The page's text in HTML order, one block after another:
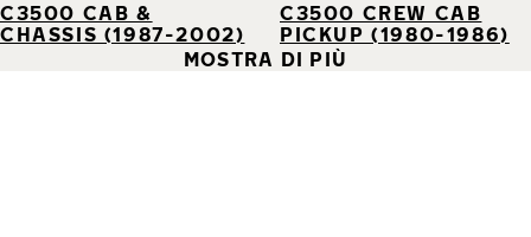
C3500 CAB &
CHASSIS (1987-2002)
C3500 CREW CAB
PICKUP (1980-1986)
MOSTRA DI PIÙ